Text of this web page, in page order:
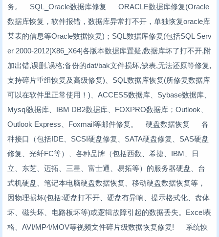
务。 SQL_Oracle数据库修复 ORACLE数据库修复(Oracle
数据库恢复，软件报错，数据库异常打不开，单独恢复oracle库
某表的信息等Oracle数据恢复)；SQL数据库修复(包括SQL Serv
er 2000-2012[X86_X64]各版本数据库置疑,数据库坏了打不开,附
加出错,误删,误格;备份的dat/bak文件损坏,缺表,无法还原等修复,
支持碎片重组恢复及高级修复)、SQL数据库恢复(所修复数据库
可以在软件里正常使用！)、ACCESS数据库、Sybase数据库、
Mysql数据库、IBM DB2数据库、FOXPRO数据库；Outlook、
Outlook Express、Foxmail等邮件修复。 硬盘数据恢复 各
种接口（包括IDE、SCSI硬盘修复、SATA硬盘修复、SAS硬盘
修复、光纤FC等）、各种品牌（包括西数、希捷、IBM、日
立、东芝、迈拓、三星、富士通、易拓等）的服务器硬盘、台
式机硬盘、笔记本电脑硬盘数据恢复、移动硬盘数据恢复等，
因物理损坏(包括:硬盘打不开、硬盘有异响、提示格式化、盘体
坏、磁头坏、电路板坏等)或逻辑故障引起的数据丢失。Excel表
格、AVI/MP4/MOV等视频文件碎片级数据恢复修复! 系统恢